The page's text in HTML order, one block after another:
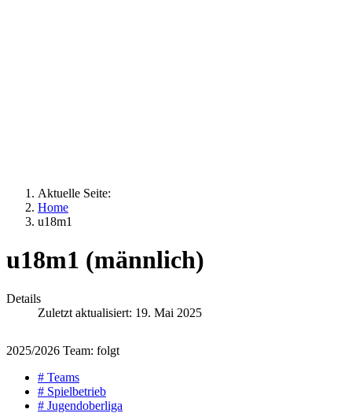
Aktuelle Seite:
Home
u18m1
u18m1 (männlich)
Details
Zuletzt aktualisiert: 19. Mai 2025
2025/2026 Team: folgt
# Teams
# Spielbetrieb
# Jugendoberliga